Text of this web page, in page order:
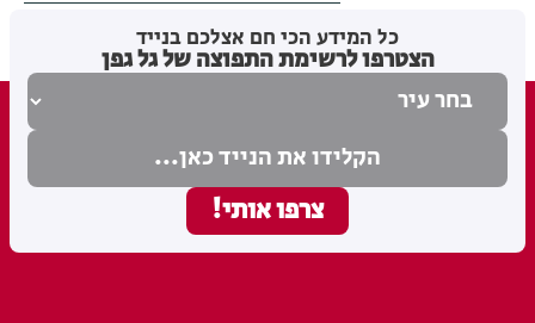
כל המידע הכי חם אצלכם בנייד
הצטרפו לרשימת התפוצה של גל גפן